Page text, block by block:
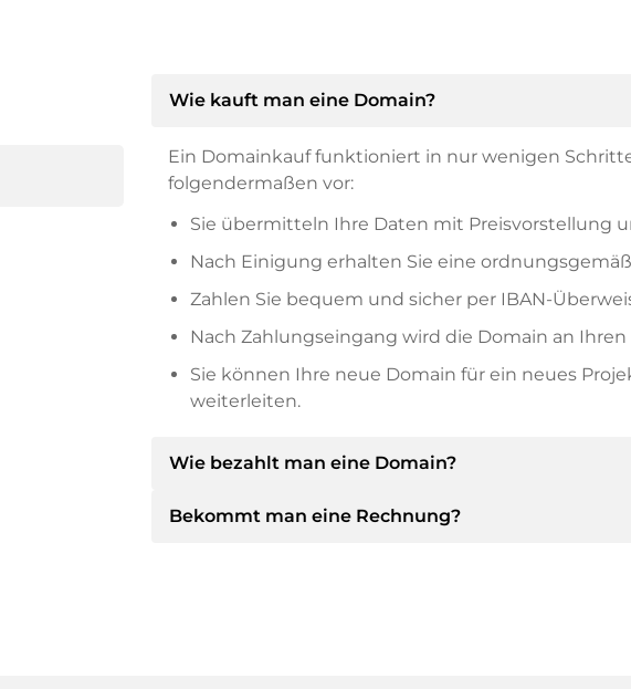
Wie kauft man eine Domain?
Ein Domainkauf funktioniert in nur wenigen
folgendermaßen vor:
Sie übermitteln Ihre Daten mit Preisvorstellung
Nach Einigung erhalten Sie eine
Zahlen Sie bequem und sicher per IBAN-
Nach Zahlungseingang wird die Domain an
Sie können Ihre neue Domain für ein neues
weiterleiten.
Wie bezahlt man eine Domain?
Nach einer Einigung wird der Inhaber Ihnen die
Bekommt man eine Rechnung?